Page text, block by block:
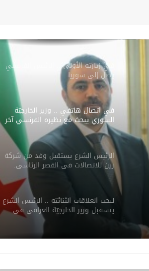
دمشق
في زيارته الأولى .. الرئيس الفرنسي
يصل إلى سوريا.
في اتصال هاتفي .. وزير الخارجيّة
السوري يبحث مع نظيره الفرنسي آخر
التطورات.
الرئيس الشرع يستقبل وفد من شركة
زين للاتصالات في القصر الرئاسي.
لبحث العلاقات الثنائيّة .. الرئيس الشرع
يتسقبل وزير الخارجيّة العراقي في
سوريا.. الهيئة الألمانيّة تنظم فعاليّة